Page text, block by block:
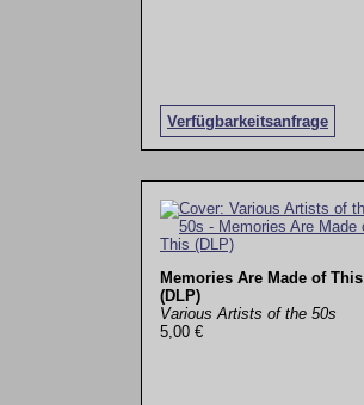
Verfügbarkeitsanfrage
Memories Are Made of This
(DLP)
Various Artists of the 50s
5,00 €